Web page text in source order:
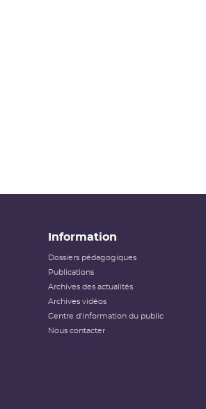
Information
Dossiers pédagogiques
Publications
Archives des actualités
Archives vidéos
Centre d'information du public
Nous contacter